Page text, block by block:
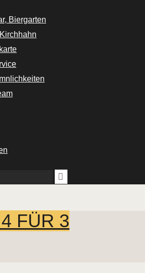
Biergarten
FÜR 3